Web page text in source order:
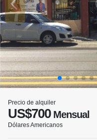
Precio de alquiler
US$700Mensual
Dólares Americanos